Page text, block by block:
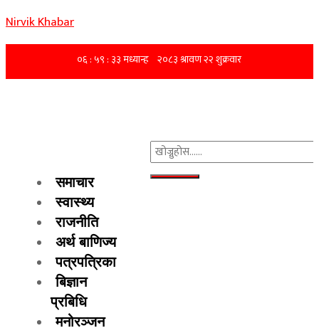
Nirvik Khabar
समाचार
स्वास्थ्य
राजनीति
अर्थ बाणिज्य
पत्रपत्रिका
बिज्ञान
प्रबिधि
मनोरञ्जन